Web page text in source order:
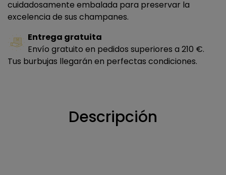
cuidadosamente embalada para preservar la
excelencia de sus champanes.
Entrega gratuita
Envío gratuito en pedidos superiores a 210 €.
Tus burbujas llegarán en perfectas condiciones.
Descripción